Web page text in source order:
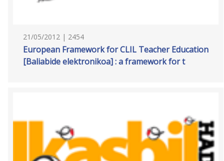
21/05/2012 | 2454
European Framework for CLIL Teacher Education
[Baliabide elektronikoa] : a framework for t